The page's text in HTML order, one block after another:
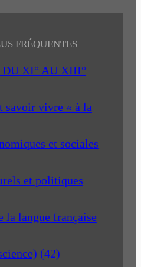
FRÉQUENTES
DU XI° AU XIII°
savoir vivre « à la
et sociales
et politiques
la langue française
(42)